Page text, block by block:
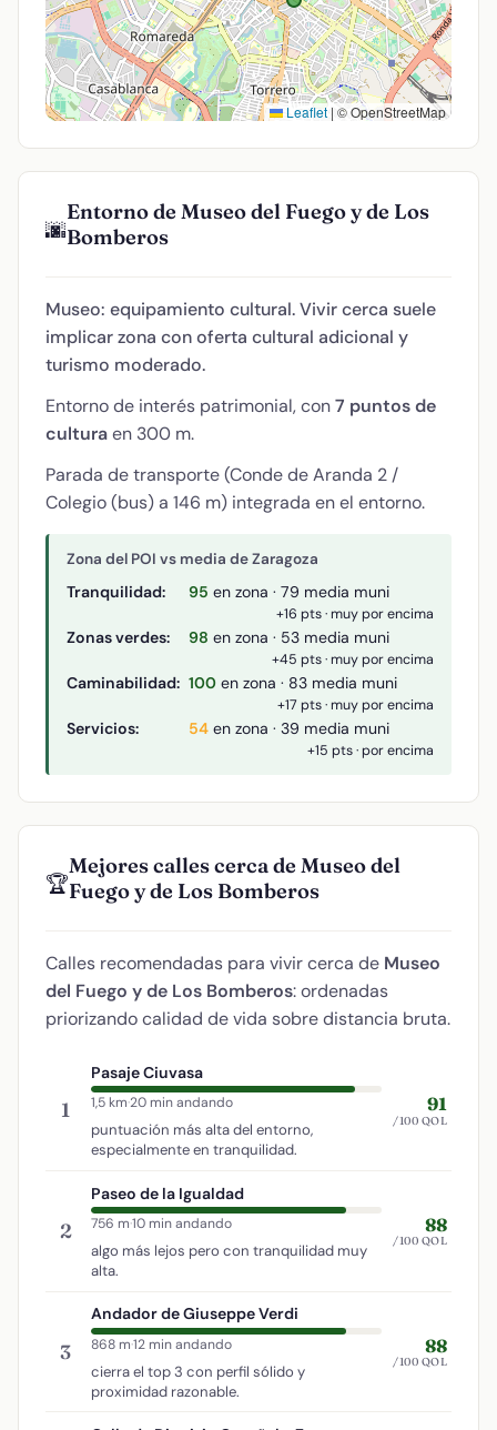
Leaflet | © OpenStreetMap
🌆
Entorno de Museo del Fuego y de Los
Bomberos
Museo: equipamiento cultural. Vivir cerca suele
implicar zona con oferta cultural adicional y
turismo moderado.
Entorno de interés patrimonial, con7 puntos de
culturaen 300 m.
Parada de transporte (Conde de Aranda 2 /
Colegio (bus) a 146 m) integrada en el entorno.
Zona del POI vs media de Zaragoza
Tranquilidad: 95 en zona · 79 media muni
+16 pts · muy por encima
Zonas verdes: 98 en zona · 53 media muni
+45 pts · muy por encima
Caminabilidad: 100 en zona · 83 media muni
+17 pts · muy por encima
Servicios: 54 en zona · 39 media muni
+15 pts · por encima
🏆
Mejores calles cerca de Museo del
Fuego y de Los Bomberos
Calles recomendadas para vivir cerca de Museo
del Fuego y de Los Bomberos: ordenadas
priorizando calidad de vida sobre distancia bruta.
1
Pasaje Ciuvasa
1,5 km·20 min andando
puntuación más alta del entorno,
especialmente en tranquilidad.
91
/100 QOL
2
Paseo de la Igualdad
756 m·10 min andando
algo más lejos pero con tranquilidad muy
alta.
88
/100 QOL
3
Andador de Giuseppe Verdi
868 m·12 min andando
cierra el top 3 con perfil sólido y
proximidad razonable.
88
/100 QOL